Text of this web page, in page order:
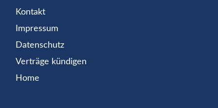
Kontakt
Impressum
Datenschutz
Verträge kündigen
Home